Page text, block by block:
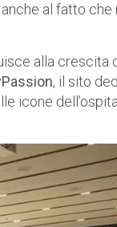
al fatto
alla crescita
, il sito
icone